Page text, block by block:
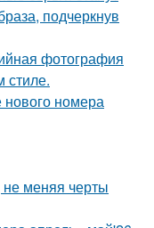
подчеркнув
фотография
стиле.
номера
меняя черты